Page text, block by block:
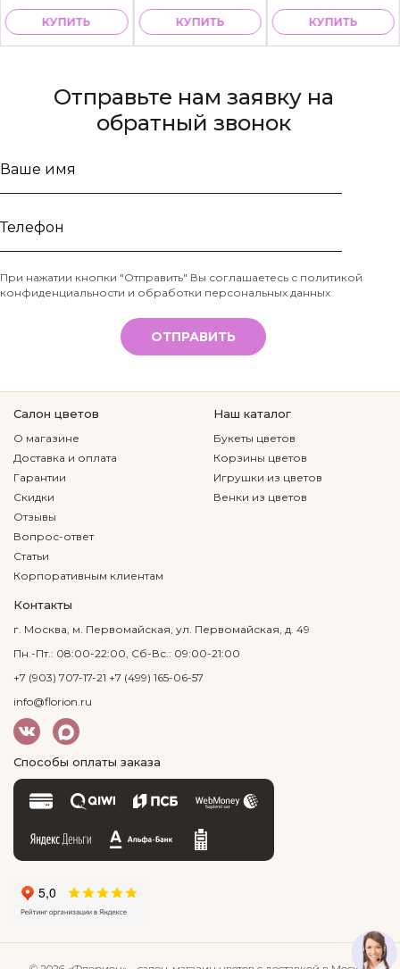
КУПИТЬ КУПИТЬ КУПИТЬ
Отправьте нам заявку на
обратный звонок
Ваше
Телефон
*
При нажатии кнопки "Отправить" Вы соглашаетесь с политикой
конфиденциальности и обработки персональных данных
ОТПРАВИТЬ
Салон цветов
О магазине
Доставка и оплата
Гарантии
Скидки
Отзывы
Вопрос-ответ
Статьи
Корпоративным клиентам
Наш каталог
Букеты цветов
Корзины цветов
Игрушки из цветов
Венки из цветов
Контакты
г. Москва, м. Первомайская, ул. Первомайская, д. 49
Пн.-Пт.: 08:00-22:00, Сб-Вс.: 09:00-21:00
+7 (903) 707-17-21 +7 (499) 165-06-57
info@florion.ru
Способы оплаты заказа